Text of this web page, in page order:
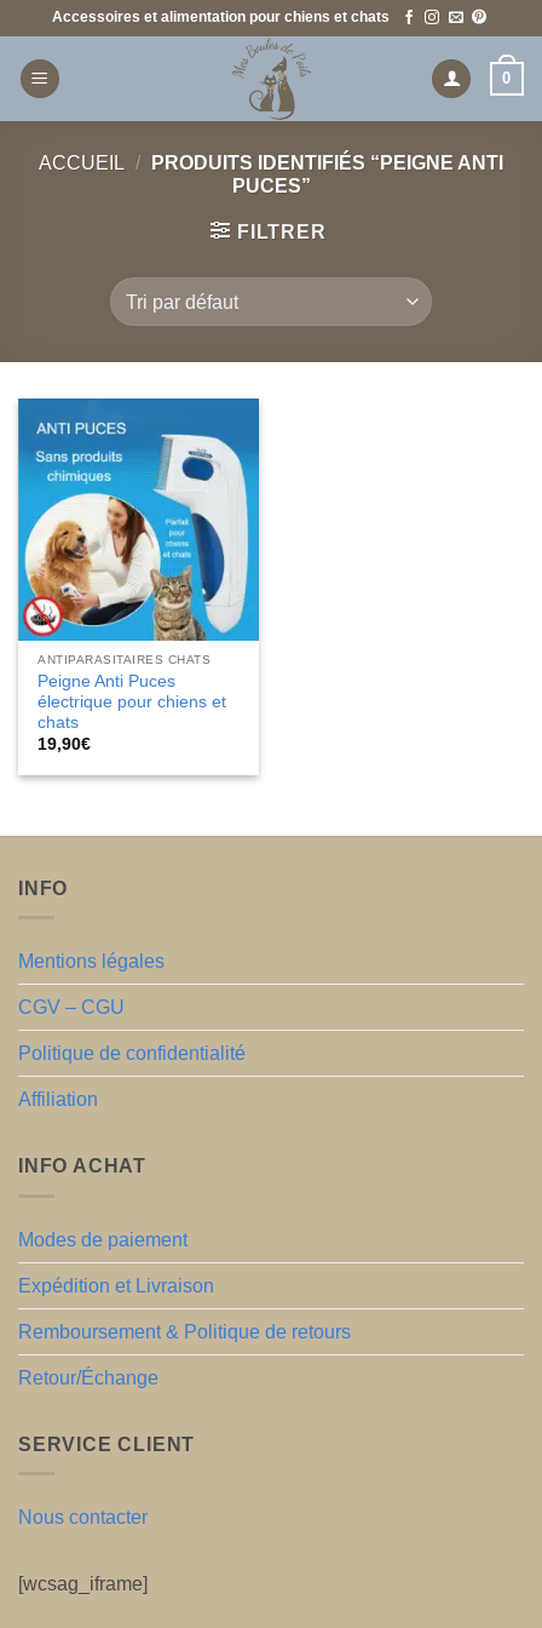
Passer
contenu
Accessoires et alimentation pour chiens et chats
0
ACCUEIL /
PRODUITS IDENTIFIÉS “PEIGNE ANTI
PUCES”
FILTRER
ANTIPARASITAIRES CHATS
Peigne Anti Puces
électrique pour chiens et
chats
19,90€
INFO
Mentions légales
CGV – CGU
Politique de confidentialité
Affiliation
INFO ACHAT
Modes de paiement
Expédition et Livraison
Remboursement & Politique de retours
Retour/Échange
SERVICE CLIENT
Nous contacter
[wcsag_iframe]